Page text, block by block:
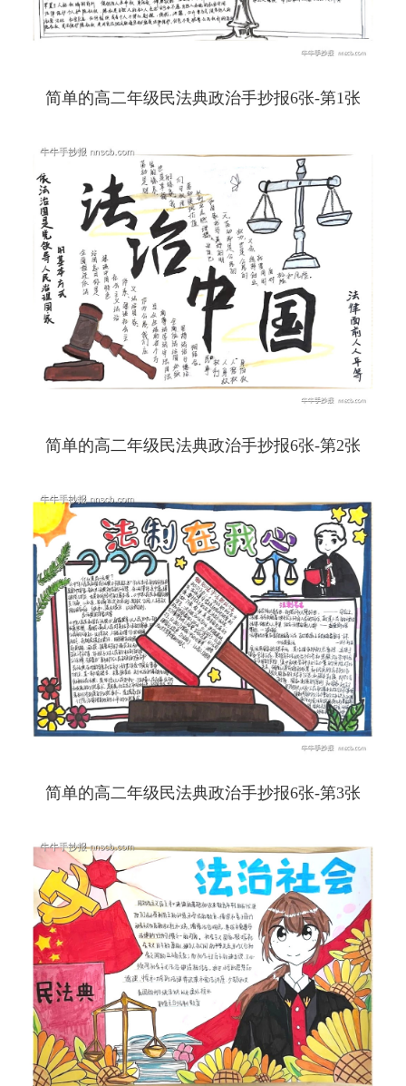
简单的高二年级民法典政治手抄报6张-第1张
简单的高二年级民法典政治手抄报6张-第2张
简单的高二年级民法典政治手抄报6张-第3张